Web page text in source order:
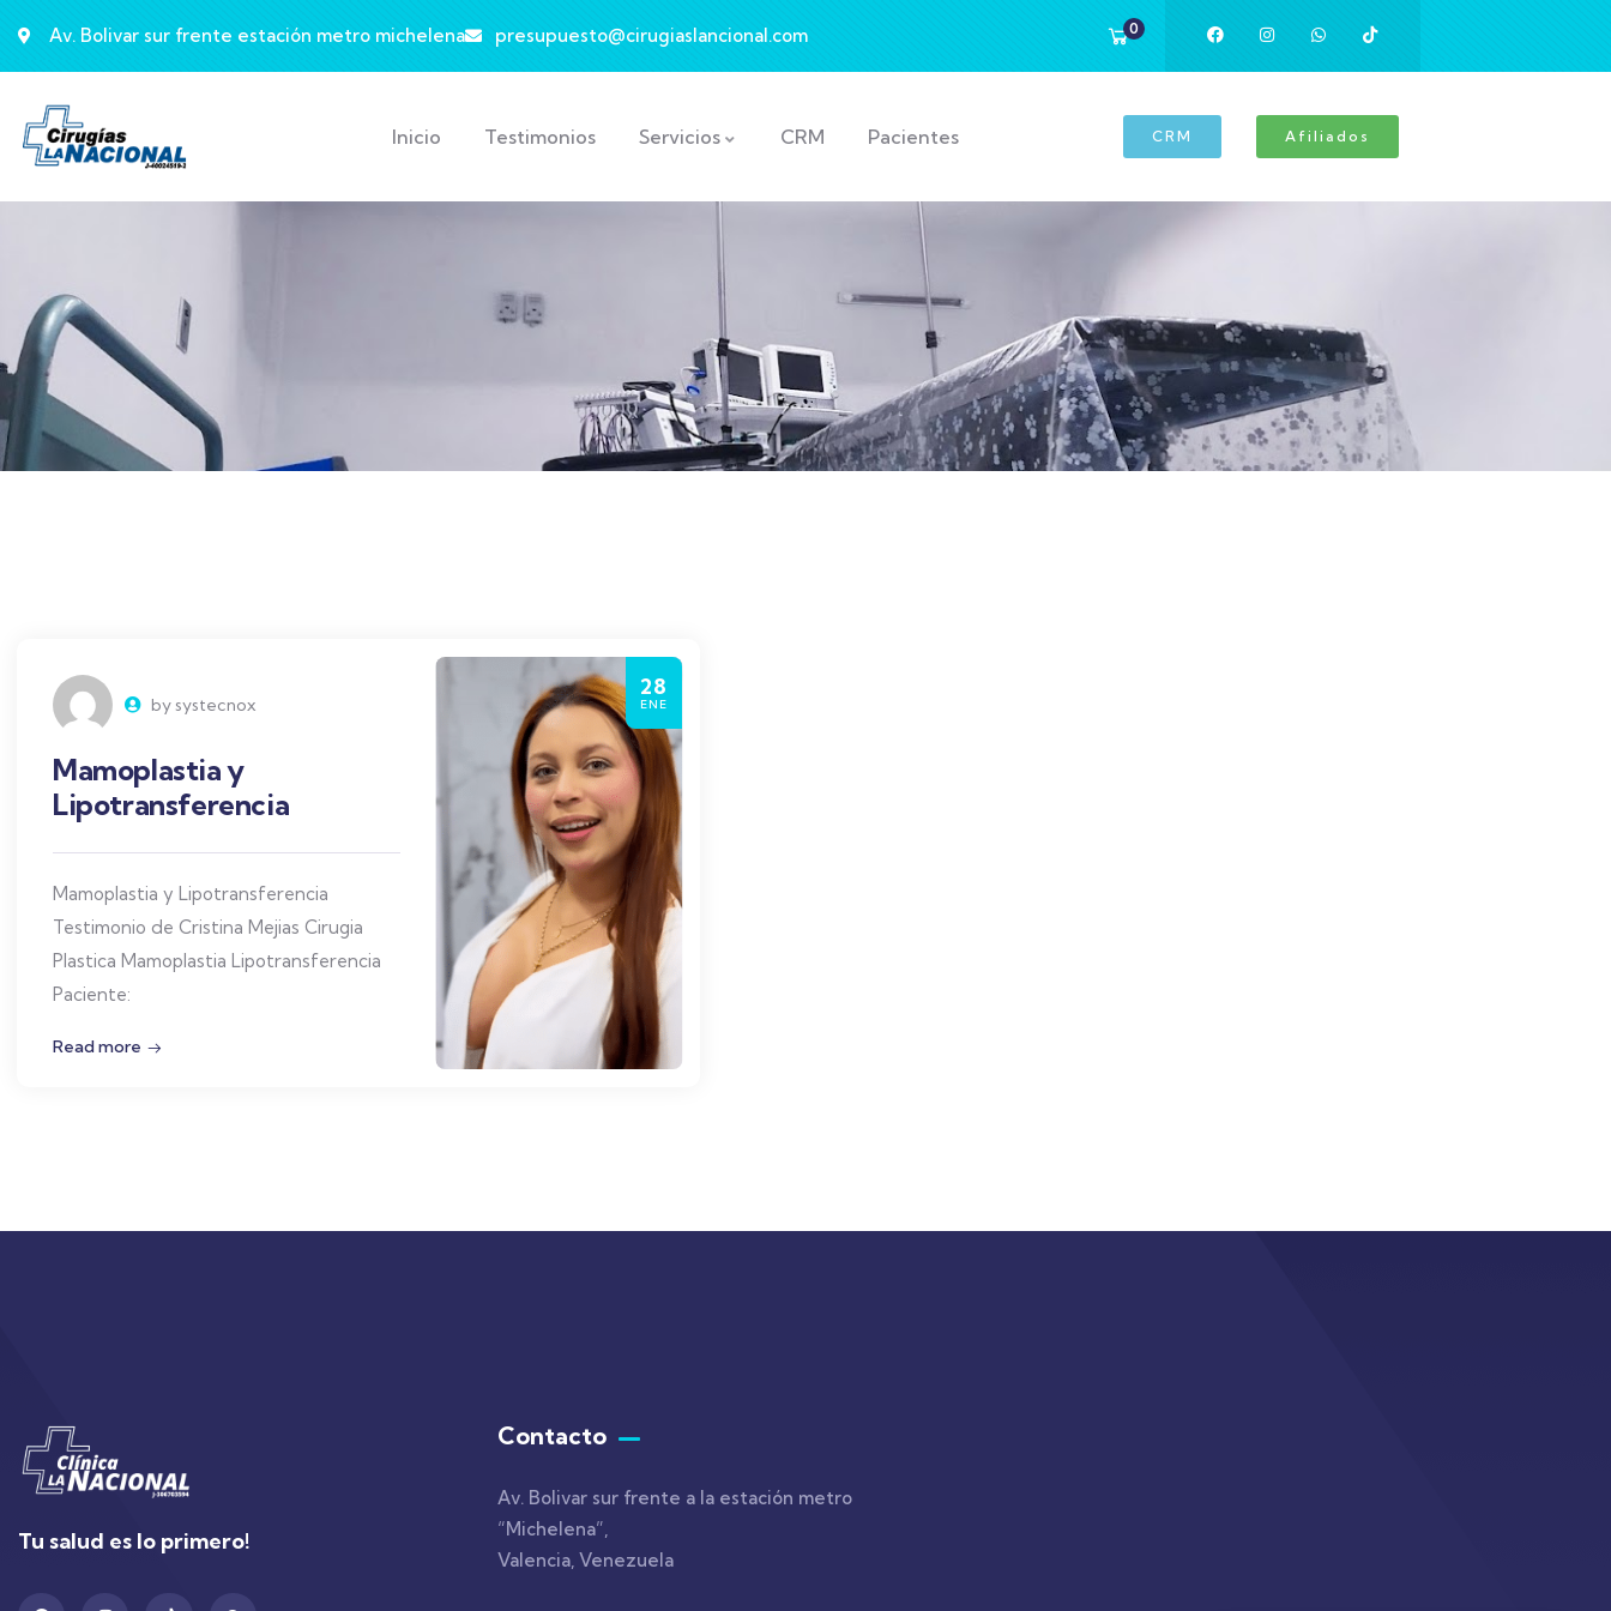
Av. Bolivar sur frente estación metro michelena presupuesto@cirugiaslancional.com 0
Inicio Testimonios Servicios CRM Pacientes CRM Afiliados
by systecnox
Mamoplastia y
Lipotransferencia
Mamoplastia y Lipotransferencia
Testimonio de Cristina Mejias Cirugia
Plastica Mamoplastia Lipotransferencia
Paciente:
Read more
28
ENE
Tu salud es lo primero!
Contacto
Av. Bolivar sur frente a la estación metro
“Michelena”,
Valencia, Venezuela